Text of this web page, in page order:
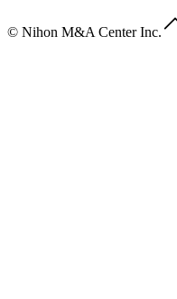
© Nihon M&A Center Inc.